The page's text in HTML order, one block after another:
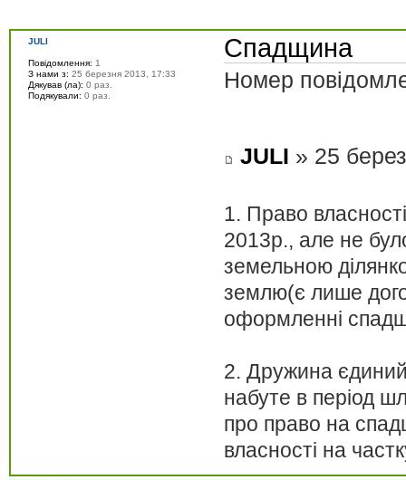
Спадщина
Номер
JULI » 25
1. Право
2013р., але не
земельною
землю(є лише
оформленні
2. Дружина
набуте в період
про право на
власності на
JULI
Повідомлення: 1
З нами з: 25 березня 2013, 17:33
Дякував (ла): 0 раз.
Подякували: 0 раз.